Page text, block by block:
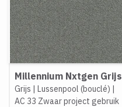
Millennium Nxtgen Grijs
Grijs | Lussenpool (bouclé) |
AC 33 Zwaar project gebruik